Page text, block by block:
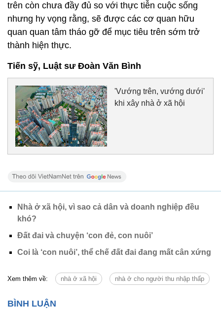
trên còn chưa đầy đủ so với thực tiễn cuộc sống
nhưng hy vọng rằng, sẽ được các cơ quan hữu
quan quan tâm tháo gỡ để mục tiêu trên sớm trở
thành hiện thực.
Tiến sỹ, Luật sư Đoàn Văn Bình
'Vướng trên, vướng dưới'
khi xây nhà ở xã hội
Nhà ở xã hội, vì sao cả dân và doanh nghiệp đều
khó?
Đất đai và chuyện ‘con đẻ, con nuôi’
Coi là ‘con nuôi’, thể chế đất đai đang mất cân xứng
Xem thêm về: nhà ở xã hội nhà ở cho người thu nhập thấp